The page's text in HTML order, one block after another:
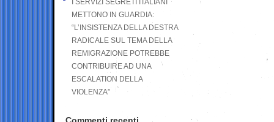
I SERVIZI SEGRETI ITALIANI
METTONO IN GUARDIA:
“L’INSISTENZA DELLA DESTRA
RADICALE SUL TEMA DELLA
REMIGRAZIONE POTREBBE
CONTRIBUIRE AD UNA
ESCALATION DELLA
VIOLENZA”